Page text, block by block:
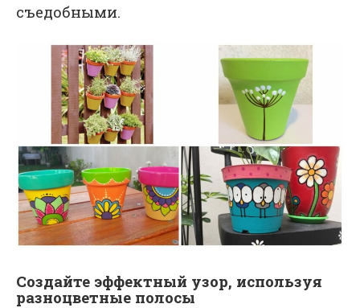
съедобными.
Создайте эффектный узор, используя
разноцветные полосы